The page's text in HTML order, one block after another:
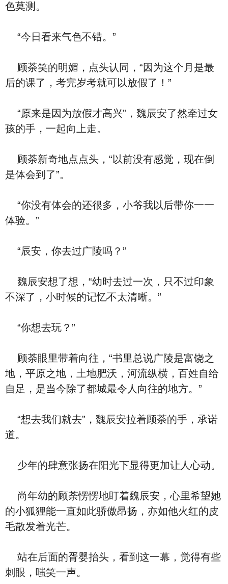
色莫测。
“今日看来气色不错。”
顾荼笑的明媚，点头认同，“因为这个月是最
后的课了，考完岁考就可以放假了！”
“原来是因为放假才高兴”，魏辰安了然牵过女
孩的手，一起向上走。
顾荼新奇地点点头，“以前没有感觉，现在倒
是体会到了”。
“你没有体会的还很多，小爷我以后带你一一
体验。”
“辰安，你去过广陵吗？”
魏辰安想了想，“幼时去过一次，只不过印象
不深了，小时候的记忆不太清晰。”
“你想去玩？”
顾荼眼里带着向往，“书里总说广陵是富饶之
地，平原之地，土地肥沃，河流纵横，百姓自给
自足，是当今除了都城最令人向往的地方。”
“想去我们就去”，魏辰安拉着顾荼的手，承诺
道。
少年的肆意张扬在阳光下显得更加让人心动。
尚年幼的顾荼愣愣地盯着魏辰安，心里希望她
的小狐狸能一直如此骄傲昂扬，亦如他火红的皮
毛散发着光芒。
站在后面的胥婴抬头，看到这一幕，觉得有些
刺眼，嗤笑一声。